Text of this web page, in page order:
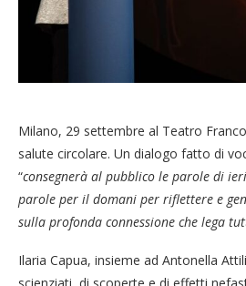
Milano, 29 settembre al Teatro
salute circolare. Un dialogo fatto di
“consegnerà al pubblico le parole di
parole per il domani per riflettere e
sulla profonda connessione che lega
Ilaria Capua, insieme ad Antonella